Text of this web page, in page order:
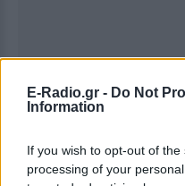
E-Radio.gr - Do Not
Information
If you wish to opt-out of
processing of your